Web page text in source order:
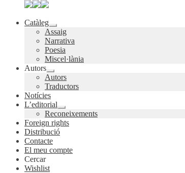
Catàleg
Expandeix
el
menú
secundari
Assaig
Narrativa
Poesia
Miscel·lània
Autors
Expandeix
el
menú
secundari
Autors
Traductors
Notícies
L’editorial
Expandeix
el
menú
Reconeixements
Foreign rights
Distribució
Contacte
El meu compte
Cercar
Wishlist